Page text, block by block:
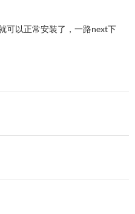
可以正常安装了，一路next下